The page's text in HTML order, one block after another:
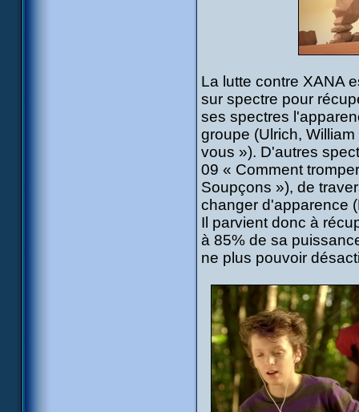
La lutte contre XANA
sur spectre pour
ses spectres
groupe (Ulrich,
vous »). D'autres
09 « Comment
Soupçons »), de
changer d'apparence
Il parvient donc à
à 85% de sa
ne plus pouvoir